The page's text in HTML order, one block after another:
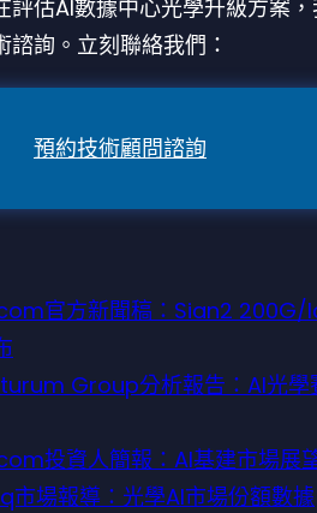
評估AI數據中心光學升級方案
諮詢。立刻聯絡我們：
預約技術顧問諮詢
官方新聞稿：Sian2 200G/
Group分析報告：AI光學
投資人簡報：AI基建市場展
市場報導：光學AI市場份額數據